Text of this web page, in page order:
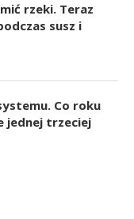
rzeki. Teraz
susz i
Co roku
jednej trzeciej